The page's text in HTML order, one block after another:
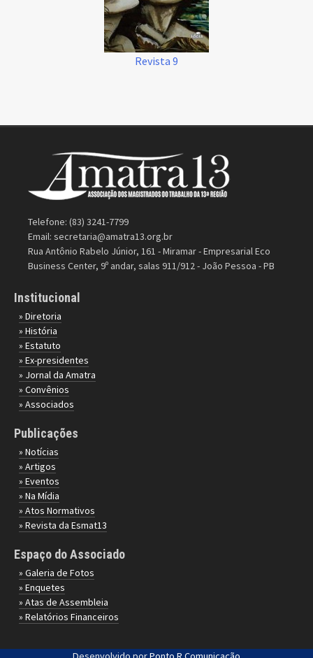
Revista 9
Telefone: (83) 3241-7799
Email: secretaria@amatra13.org.br
Rua Antônio Rabelo Júnior, 161 - Miramar - Empresarial Eco
Business Center, 9º andar, salas 911/912 - João Pessoa - PB
Institucional
» Diretoria
» História
» Estatuto
» Ex-presidentes
» Jornal da Amatra
» Convênios
» Associados
Publicações
» Notícias
» Artigos
» Eventos
» Na Mídia
» Atos Normativos
» Revista da Esmat13
Espaço do Associado
» Galeria de Fotos
» Enquetes
» Atas de Assembleia
» Relatórios Financeiros